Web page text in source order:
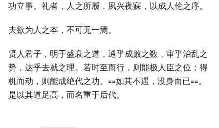
功立事。礼者，人之所履，夙兴夜寐，以成人伦之序。
夫欲为人之本，不可无一焉。
贤人君子，明于盛衰之道，通乎成败之数，审乎治乱之
势，达乎去就之理。若时至而行，则能极人臣之位；得
机而动，则能成绝代之功。==如其不遇，没身而已==。
是以其道足高，而名重于后代。